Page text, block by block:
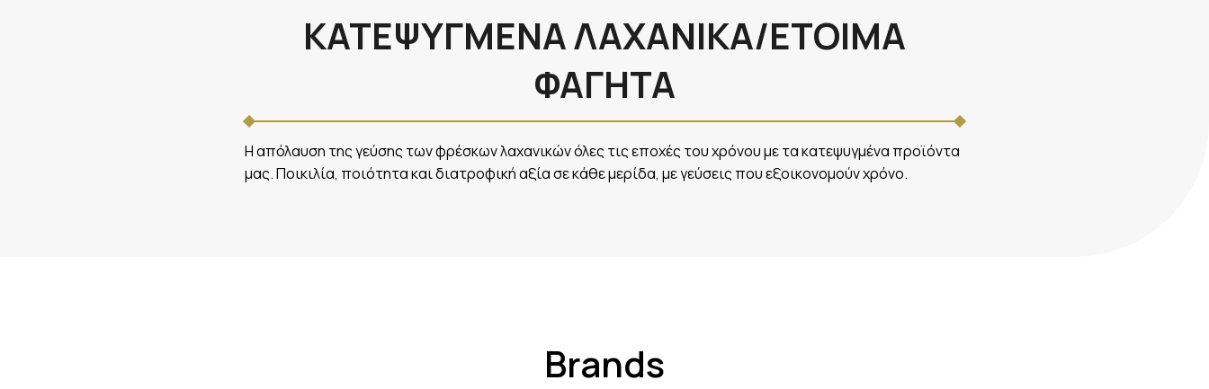
ΚΑΤΕΨΥΓΜΕΝΑ ΛΑΧΑΝΙΚΑ/ΕΤΟΙΜΑ
ΦΑΓΗΤΑ
Η απόλαυση της γεύσης των φρέσκων λαχανικών όλες τις εποχές του χρόνου με τα κατεψυγμένα προϊόντα
μας. Ποικιλία, ποιότητα και διατροφική αξία σε κάθε μερίδα, με γεύσεις που εξοικονομούν χρόνο.
Brands